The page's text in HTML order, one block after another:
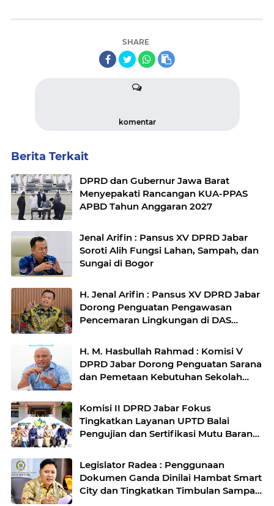
SHARE
komentar
Berita Terkait
DPRD dan Gubernur Jawa Barat
Menyepakati Rancangan KUA-PPAS
APBD Tahun Anggaran 2027
Jenal Arifin : Pansus XV DPRD Jabar
Soroti Alih Fungsi Lahan, Sampah, dan
Sungai di Bogor
H. Jenal Arifin : Pansus XV DPRD Jabar
Dorong Penguatan Pengawasan
Pencemaran Lingkungan di DAS
H. M. Hasbullah Rahmad : Komisi V
DPRD Jabar Dorong Penguatan Sarana
dan Pemetaan Kebutuhan Sekolah
Komisi II DPRD Jabar Fokus
Tingkatkan Layanan UPTD Balai
Pengujian dan Sertifikasi Mutu Barang
Legislator Radea : Penggunaan
Dokumen Ganda Dinilai Hambat Smart
City dan Tingkatkan Timbulan Sampah